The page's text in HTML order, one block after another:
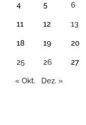
4 5 6
11 12 13
18 19 20
25 26 27
« Okt. Dez. »